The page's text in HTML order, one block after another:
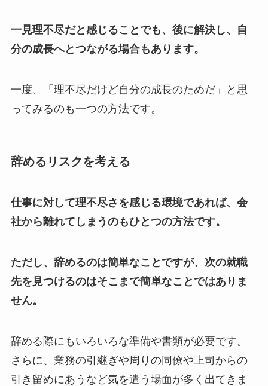
一見理不尽だと感じることでも、後に解決し、自
分の成長へとつながる場合もあります。
一度、「理不尽だけど自分の成長のためだ」と思
ってみるのも一つの方法です。
辞めるリスクを考える
仕事に対して理不尽さを感じる環境であれば、会
社から離れてしまうのもひとつの方法です。
ただし、辞めるのは簡単なことですが、次の就職
先を見つけるのはそこまで簡単なことではありま
せん。
辞める際にもいろいろな準備や書類が必要です。
さらに、業務の引継ぎや周りの同僚や上司からの
引き留めにあうなど気を遣う場面が多く出てきま